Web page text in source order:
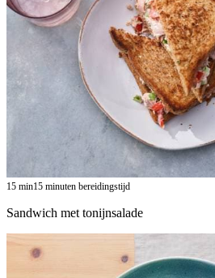
15 min15 minuten bereidingstijd
Sandwich met tonijnsalade